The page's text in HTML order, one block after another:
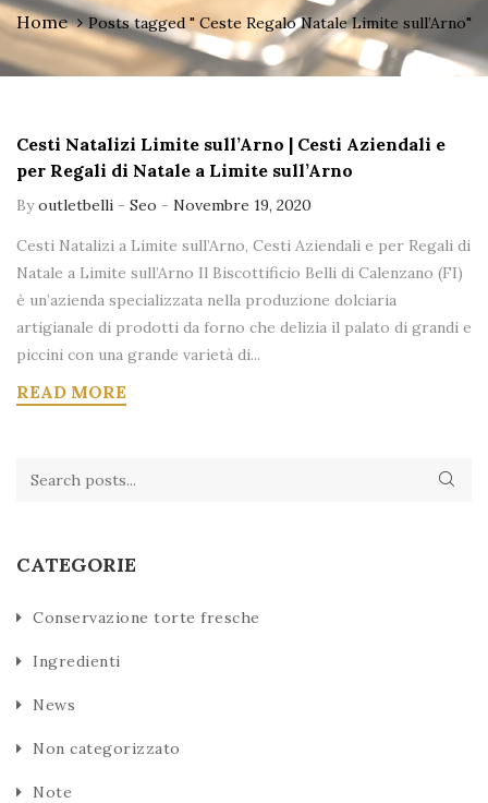
Home Posts tagged " Ceste Regalo Natale Limite sull’Arno"
Cesti Natalizi Limite sull’Arno | Cesti Aziendali e
per Regali di Natale a Limite sull’Arno
Byoutletbelli - Seo - Novembre 19, 2020
Cesti Natalizi a Limite sull’Arno, Cesti Aziendali e per Regali di
Natale a Limite sull’Arno Il Biscottificio Belli di Calenzano (FI)
è un’azienda specializzata nella produzione dolciaria
artigianale di prodotti da forno che delizia il palato di grandi e
piccini con una grande varietà di...
READ MORE
CATEGORIE
Conservazione torte fresche
Ingredienti
News
Non categorizzato
Note